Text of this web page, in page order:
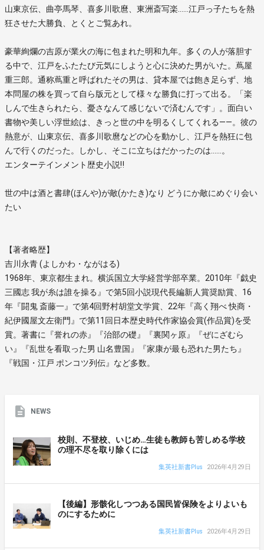
山東京伝、曲亭馬琴、喜多川歌麿、東洲斎写楽……江戸っ子たちを熱
狂させた大勝負、とくとご覧あれ。
豪華絢爛の吉原が業火の海に包まれた明和九年。多くの人が落胆す
る中で、江戸をふたたび元気にしようと心に決めた男がいた。蔦屋
重三郎。通称蔦重と呼ばれたその男は、貸本屋では飽き足らず、地
本問屋の株を買って自ら版元として様々な勝負に打って出る。「楽
しんで生きられたら、憂さなんて感じないで済むんです」。面白い
書物や美しい浮世絵は、きっと世の中を明るくしてくれる――。彼の
熱意が、山東京伝、喜多川歌麿などの心を動かし、江戸を熱狂に包
んで行くのだった。しかし、そこに立ちはだかったのは……。
エンターテインメント歴史小説‼
世の中は酒と書肆(ほんや)が敵(かたき)なり どうにか敵にめぐり会い
たい
【著者略歴】
吉川永青 (よしかわ・ながはる)
1968年、東京都生まれ。横浜国立大学経営学部卒業。2010年『戯史
三國志 我が糸は誰を操る』で第5回小説現代長編新人賞奨励賞、16
年『闘鬼 斎藤一』で第4回野村胡堂文学賞、22年『高く翔べ 快商・
紀伊國屋文左衛門』で第11回日本歴史時代作家協会賞(作品賞)を受
賞。著書に『誉れの赤』『治部の礎』『裏関ヶ原』『ぜにざむら
い』『乱世を看取った男 山名豊国』『家康が最も恐れた男たち』
『戦国・江戸 ポンコツ列伝』など多数。
NEWS
校則、不登校、いじめ…生徒も教師も苦しめる学校
の理不尽を取り除くには
集英社新書Plus 2026年4月29日
【後編】形骸化しつつある国民皆保険をよりよいも
のにするために
集英社新書Plus 2026年4月29日